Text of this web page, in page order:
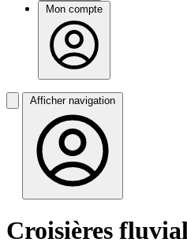
Mon compte
Afficher navigation
Croisières